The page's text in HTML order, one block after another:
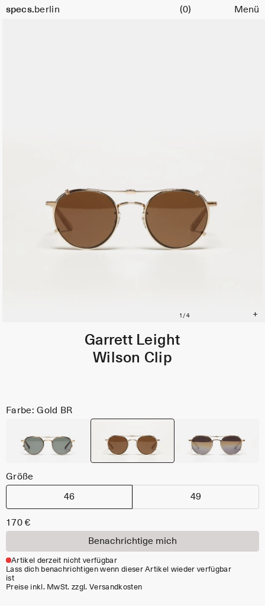
specs.berlin
Warenkorb (0) Menü
Garrett Leight
Wilson Clip
Farbe: Gold BR
Größe
46 49
170 €
Benachrichtige mich
Artikel derzeit nicht verfügbar
Lass dich benachrichtigen wenn dieser Artikel wieder verfügbar
ist
Preise inkl. MwSt. zzgl. Versandkosten